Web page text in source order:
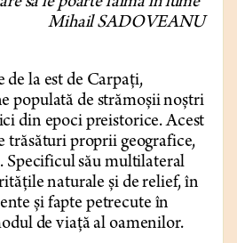
MihailSADOVEANU
la est de Carpați,
populată de strămoșii noștri
din epoci preistorice. Acest
trăsături proprii geografice,
Specificul său multilateral
naturale și de relief, în
și fapte petrecute în
de viață al oamenilor.